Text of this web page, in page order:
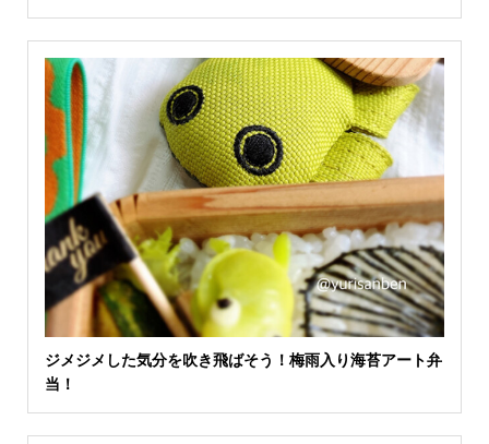
ジメジメした気分を吹き飛ばそう！梅雨入り海苔アート弁
当！